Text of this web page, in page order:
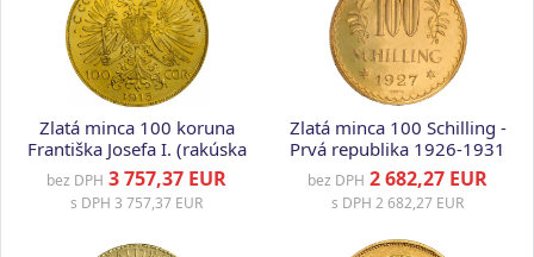
Zlatá minca 100 koruna
Františka Josefa I. (rakúska
razba)
bez DPH 3 757,37 EUR
s DPH 3 757,37 EUR
Zlatá minca 100 Schilling -
Prvá republika 1926-1931
bez DPH 2 682,27 EUR
s DPH 2 682,27 EUR